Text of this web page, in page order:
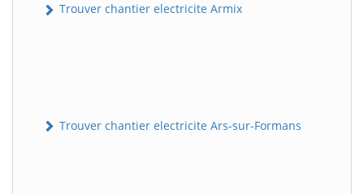
Trouver chantier electricite Armix
Trouver chantier electricite Ars-sur-Formans